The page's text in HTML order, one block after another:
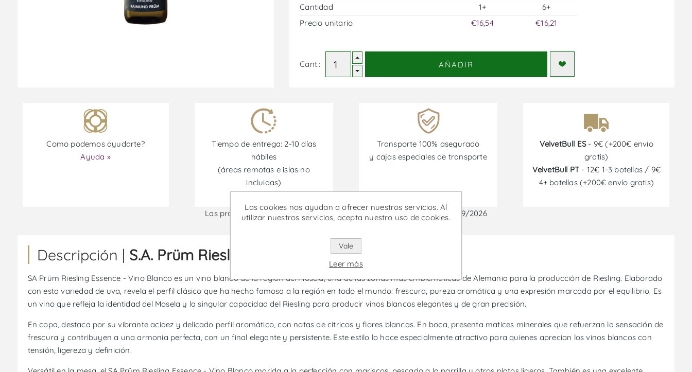
Cantidad 1+
6+
Precio unitario
€16,54 €16,21
Cant.: AÑADIR
Como podemos ayudarte?
Ayuda »
Tiempo de entrega: 2-10 días
hábiles
(áreas remotas e islas no
incluidas)
Transporte 100% asegurado
y cajas especiales de transporte
VelvetBull ES- 9€ (+200€ envío
gratis)
VelvetBull PT - 12€ 1-3 botellas / 9€
4+ botellas (+200€ envío gratis)
Las promociones están disponibles desde el 30/06/2026 hasta el 30/09/2026
Descripción | S.A. Prüm Riesling Essence - Vino Blanco
SA Prüm Riesling Essence - Vino Blanco es un vino blanco de la región del Mosela, una de las zonas más emblemáticas de Alemania para la producción de Riesling. Elaborado
con esta variedad de uva, revela el perfil clásico que ha hecho famosa a la región en todo el mundo: frescura, pureza aromática y una expresión marcada por el equilibrio. Es
un vino que refleja la identidad del Mosela y la singular capacidad del Riesling para producir vinos blancos elegantes y de gran precisión.
En copa, destaca por su vibrante acidez y delicado perfil aromático, con notas de cítricos y flores blancas. En boca, presenta matices minerales que refuerzan la sensación de
frescura y contribuyen a una armonía perfecta, con un final elegante y persistente. Este estilo lo hace especialmente atractivo para quienes aprecian los vinos blancos con
tensión, ligereza y definición.
Las cookies nos ayudan a ofrecer nuestros servicios. Al
utilizar nuestros servicios, acepta nuestro uso de cookies.
Vale
Leer más